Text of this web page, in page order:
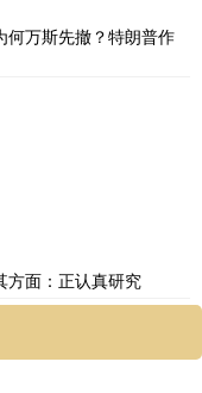
何万斯先撤？特朗普作
方面：正认真研究